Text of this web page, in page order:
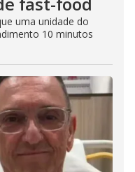
uma unidade do
10 minutos